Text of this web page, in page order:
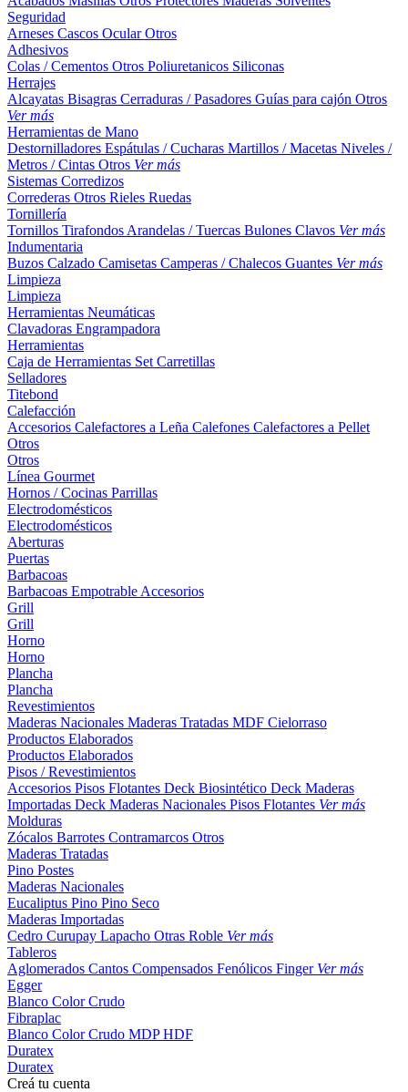
Seguridad
Arneses Cascos OcularOtros
Adhesivos
Colas / Cementos Otros Poliuretanicos Siliconas
Herrajes
Alcayatas Bisagras Cerraduras / Pasadores Guías para cajón Otros
Ver más
Herramientas de Mano
Destornilladores Espátulas / Cucharas Martillos / Macetas Niveles /
Metros / Cintas Otros Ver más
Sistemas Corredizos
Correderas Otros Rieles Ruedas
Tornillería
Tornillos Tirafondos Arandelas / Tuercas Bulones Clavos Ver más
Indumentaria
Buzos Calzado Camisetas Camperas / Chalecos Guantes Ver más
Limpieza
Limpieza
Herramientas Neumáticas
Clavadoras Engrampadora
Herramientas
Caja de Herramientas Set Carretillas
Selladores
Titebond
Calefacción
Accesorios Calefactores a Leña Calefones Calefactores a Pellet
Otros
Otros
Línea Gourmet
Hornos / Cocinas Parrillas
Electrodomésticos
Electrodomésticos
Aberturas
Puertas
Barbacoas
Barbacoas Empotrable Accesorios
Grill
Grill
Horno
Horno
Plancha
Plancha
Revestimientos
Maderas Nacionales Maderas Tratadas MDF Cielorraso
Productos Elaborados
Productos Elaborados
Pisos / Revestimientos
Accesorios Pisos Flotantes Deck Biosintético Deck Maderas
Importadas Deck Maderas Nacionales Pisos Flotantes Ver más
Molduras
Zócalos Barrotes Contramarcos Otros
Maderas Tratadas
Pino Postes
Maderas Nacionales
Eucaliptus Pino Pino Seco
Maderas Importadas
Cedro Curupay Lapacho Otras Roble Ver más
Tableros
Aglomerados Cantos Compensados Fenólicos Finger Ver más
Egger
Blanco ColorCrudo
Fibraplac
Blanco ColorCrudo MDPHDF
Duratex
Duratex
Creá tu cuenta